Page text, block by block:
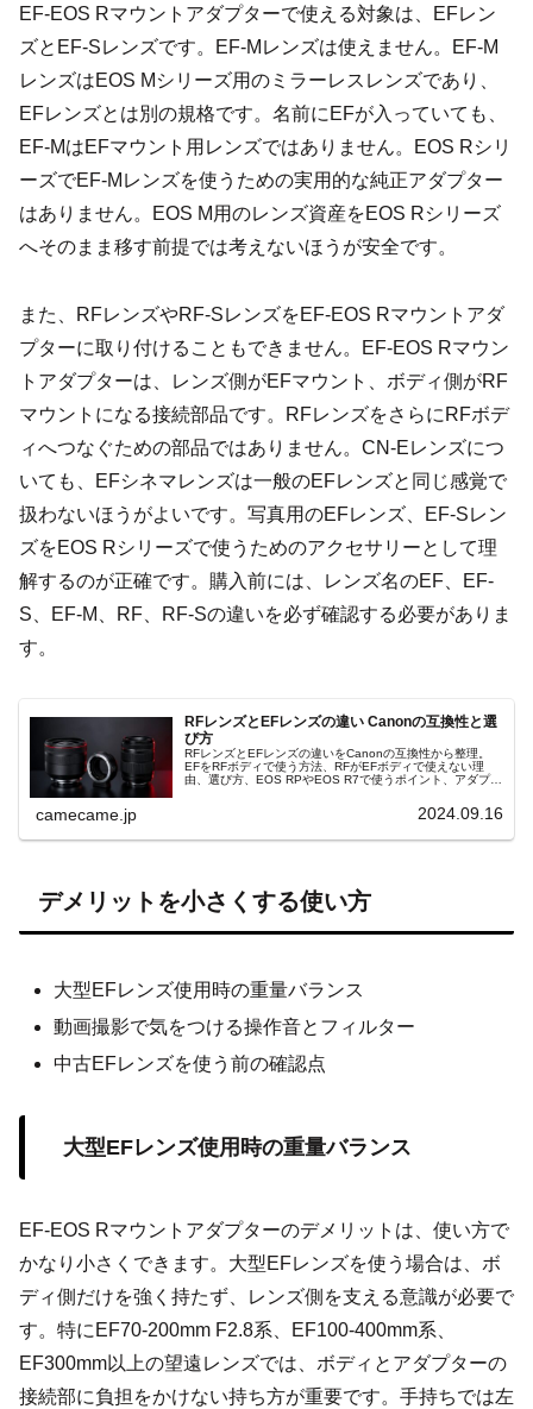
EF-EOS Rマウントアダプターで使える対象は、EFレン
ズとEF-Sレンズです。EF-Mレンズは使えません。EF-M
レンズはEOS Mシリーズ用のミラーレスレンズであり、
EFレンズとは別の規格です。名前にEFが入っていても、
EF-MはEFマウント用レンズではありません。EOS Rシリ
ーズでEF-Mレンズを使うための実用的な純正アダプター
はありません。EOS M用のレンズ資産をEOS Rシリーズ
へそのまま移す前提では考えないほうが安全です。
また、RFレンズやRF-SレンズをEF-EOS Rマウントアダ
プターに取り付けることもできません。EF-EOS Rマウン
トアダプターは、レンズ側がEFマウント、ボディ側がRF
マウントになる接続部品です。RFレンズをさらにRFボデ
ィへつなぐための部品ではありません。CN-Eレンズにつ
いても、EFシネマレンズは一般のEFレンズと同じ感覚で
扱わないほうがよいです。写真用のEFレンズ、EF-Sレン
ズをEOS Rシリーズで使うためのアクセサリーとして理
解するのが正確です。購入前には、レンズ名のEF、EF-
S、EF-M、RF、RF-Sの違いを必ず確認する必要がありま
す。
RFレンズとEFレンズの違い Canonの互換性と選
び方
RFレンズとEFレンズの違いをCanonの互換性から整理。
EFをRFボディで使う方法、RFがEFボディで使えない理
由、選び方、EOS RPやEOS R7で使うポイント、アダプタ
camecame.jp 2024.09.16
デメリットを小さくする使い方
大型EFレンズ使用時の重量バランス
動画撮影で気をつける操作音とフィルター
中古EFレンズを使う前の確認点
大型EFレンズ使用時の重量バランス
EF-EOS Rマウントアダプターのデメリットは、使い方で
かなり小さくできます。大型EFレンズを使う場合は、ボ
ディ側だけを強く持たず、レンズ側を支える意識が必要で
す。特にEF70-200mm F2.8系、EF100-400mm系、
EF300mm以上の望遠レンズでは、ボディとアダプターの
接続部に負担をかけない持ち方が重要です。手持ちでは左